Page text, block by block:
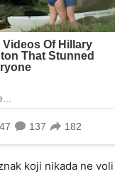
koji nikada ne